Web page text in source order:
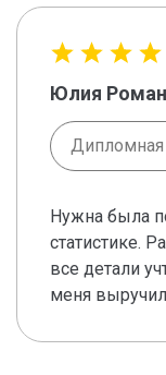
Юлия
Дипломная
Нужна была
статистике.
все детали
меня